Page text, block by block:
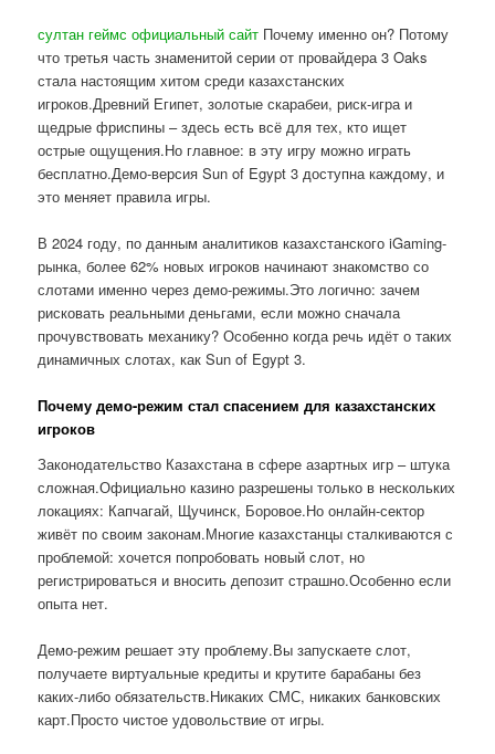
султан геймс официальный сайт Почему именно он? Потому
что третья часть знаменитой серии от провайдера 3 Oaks
стала настоящим хитом среди казахстанских
игроков.Древний Египет, золотые скарабеи, риск-игра и
щедрые фриспины – здесь есть всё для тех, кто ищет
острые ощущения.Но главное: в эту игру можно играть
бесплатно.Демо-версия Sun of Egypt 3 доступна каждому, и
это меняет правила игры.
В 2024 году, по данным аналитиков казахстанского iGaming-
рынка, более 62% новых игроков начинают знакомство со
слотами именно через демо-режимы.Это логично: зачем
рисковать реальными деньгами, если можно сначала
прочувствовать механику? Особенно когда речь идёт о таких
динамичных слотах, как Sun of Egypt 3.
Почему демо-режим стал спасением для казахстанских
игроков
Законодательство Казахстана в сфере азартных игр – штука
сложная.Официально казино разрешены только в нескольких
локациях: Капчагай, Щучинск, Боровое.Но онлайн-сектор
живёт по своим законам.Многие казахстанцы сталкиваются с
проблемой: хочется попробовать новый слот, но
регистрироваться и вносить депозит страшно.Особенно если
опыта нет.
Демо-режим решает эту проблему.Вы запускаете слот,
получаете виртуальные кредиты и крутите барабаны без
каких-либо обязательств.Никаких СМС, никаких банковских
карт.Просто чистое удовольствие от игры.